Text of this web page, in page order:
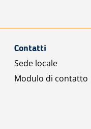
Contatti
Sede locale
Modulo di contatto